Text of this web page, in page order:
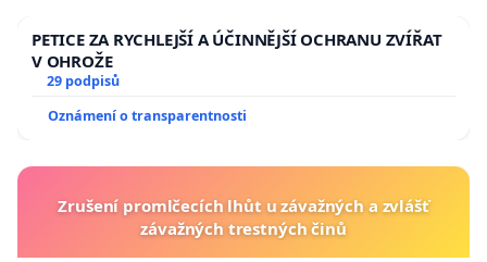
PETICE ZA RYCHLEJŠÍ A ÚČINNĚJŠÍ OCHRANU ZVÍŘAT
V OHROŽE
29 podpisů
Oznámení o transparentnosti
Zrušení promlčecích lhůt u závažných a zvlášť
závažných trestných činů